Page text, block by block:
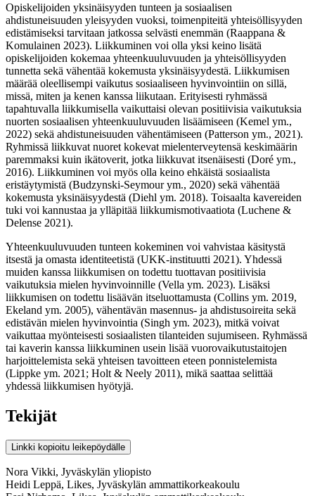
Opiskelijoiden yksinäisyyden tunteen ja sosiaalisen
ahdistuneisuuden yleisyyden vuoksi, toimenpiteitä yhteisöllisyyden
edistämiseksi tarvitaan jatkossa selvästi enemmän (Raappana &
Komulainen 2023). Liikkuminen voi olla yksi keino lisätä
opiskelijoiden kokemaa yhteenkuuluvuuden ja yhteisöllisyyden
tunnetta sekä vähentää kokemusta yksinäisyydestä. Liikkumisen
määrää oleellisempi vaikutus sosiaaliseen hyvinvointiin on sillä,
missä, miten ja kenen kanssa liikutaan. Erityisesti ryhmässä
tapahtuvalla liikkumisella vaikuttaisi olevan positiivisia vaikutuksia
nuorten sosiaalisen yhteenkuuluvuuden lisäämiseen (Kemel ym.,
2022) sekä ahdistuneisuuden vähentämiseen (Patterson ym., 2021).
Ryhmissä liikkuvat nuoret kokevat mielenterveytensä keskimäärin
paremmaksi kuin ikätoverit, jotka liikkuvat itsenäisesti (Doré ym.,
2016). Liikkuminen voi myös olla keino ehkäistä sosiaalista
eristäytymistä (Budzynski-Seymour ym., 2020) sekä vähentää
kokemusta yksinäisyydestä (Diehl ym. 2018). Toisaalta kavereiden
tuki voi kannustaa ja ylläpitää liikkumismotivaatiota (Luchene &
Delense 2021).
Yhteenkuuluvuuden tunteen kokeminen voi vahvistaa käsitystä
itsestä ja omasta identiteetistä (UKK-instituutti 2021). Yhdessä
muiden kanssa liikkumisen on todettu tuottavan positiivisia
vaikutuksia mielen hyvinvoinnille (Vella ym. 2023). Lisäksi
liikkumisen on todettu lisäävän itseluottamusta (Collins ym. 2019,
Ekeland ym. 2005), vähentävän masennus- ja ahdistusoireita sekä
edistävän mielen hyvinvointia (Singh ym. 2023), mitkä voivat
vaikuttaa myönteisesti sosiaalisten tilanteiden sujumiseen. Ryhmässä
tai kaverin kanssa liikkuminen usein lisää vuorovaikutustaitojen
harjoittelemista sekä yhteisen tavoitteen eteen ponnistelemista
(Lippke ym. 2021; Holt & Neely 2011), mikä saattaa selittää
yhdessä liikkumisen hyötyjä.
Tekijät
Linkki kopioitu leikepöydälle
Nora Vikki, Jyväskylän yliopisto
Heidi Leppä, Likes, Jyväskylän ammattikorkeakoulu